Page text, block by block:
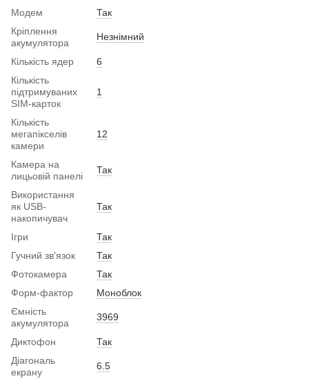
Модем
Так
Кріплення
акумулятора
Незнімний
Кількість ядер
6
Кількість
підтримуваних
SIM-карток
1
Кількість
мегапікселів
камери
12
Камера на
лицьовій панелі
Так
Використання
як USB-
накопичувач
Так
Ігри
Так
Гучний зв'язок
Так
Фотокамера
Так
Форм-фактор
Моноблок
Ємність
акумулятора
3969
Диктофон
Так
Діагональ
екрану
6.5